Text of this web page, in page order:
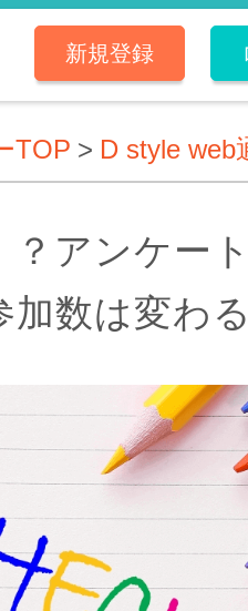
新規登録
TOP > D style web
？アンケー
加数は変わ